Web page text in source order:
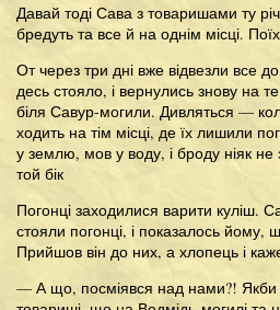
Давай тоді Сава з товаришами ту
бредуть та все й на однім місці.
От через три дні вже відвезли все
десь стояло, і вернулись знову на
біля Савур-могили. Дивляться —
ходить на тім місці, де їх лишили
у землю, мов у воду, і броду ніяк
той бік
Погонці заходилися варити куліш.
стояли погонці, і показалось йому,
Прийшов він до них, а хлопець і
— А що, посміявся над нами?! Якби